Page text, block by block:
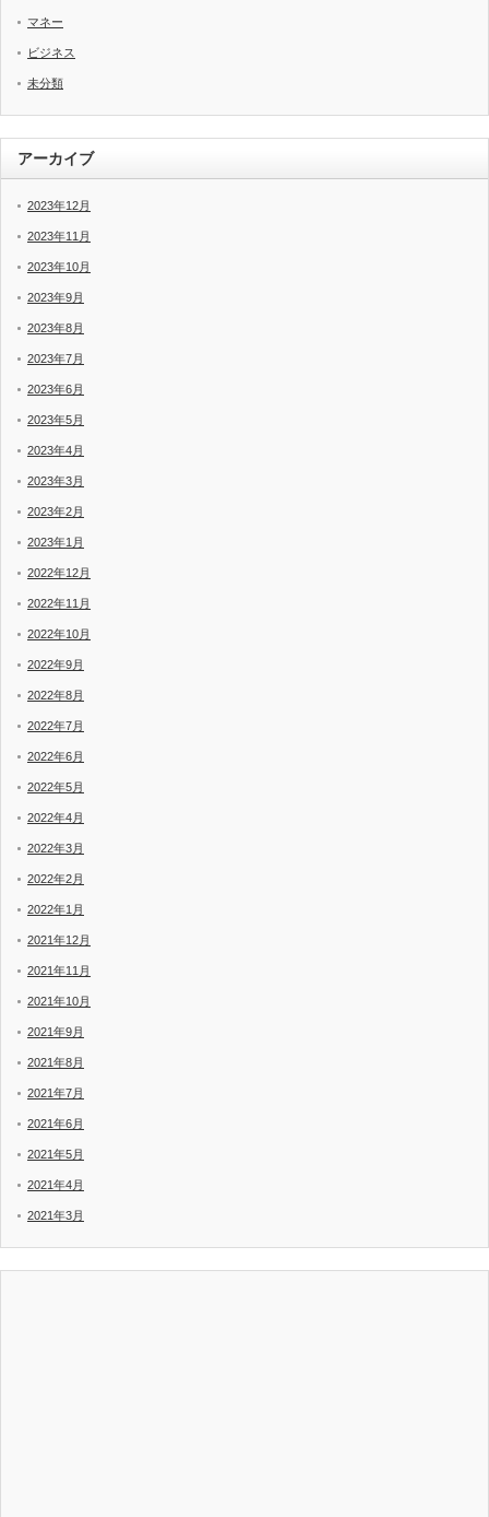
マネー
ビジネス
未分類
アーカイブ
2023年12月
2023年11月
2023年10月
2023年9月
2023年8月
2023年7月
2023年6月
2023年5月
2023年4月
2023年3月
2023年2月
2023年1月
2022年12月
2022年11月
2022年10月
2022年9月
2022年8月
2022年7月
2022年6月
2022年5月
2022年4月
2022年3月
2022年2月
2022年1月
2021年12月
2021年11月
2021年10月
2021年9月
2021年8月
2021年7月
2021年6月
2021年5月
2021年4月
2021年3月